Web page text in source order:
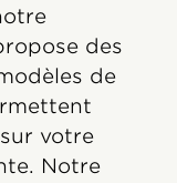
des
de
votre
Notre